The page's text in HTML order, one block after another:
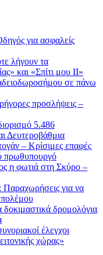
για ασφαλείς
λήγουν τα
και «Σπίτι μου ΙΙ»
σε πάνω
προσλήψεις –
5.486
Δευτεροβάθμια
– Κρίσιμες επαφές
πρωθυπουργό
η φωτιά στη Σκύρο –
Παραχωρήσεις για να
πολέμου
δρομολόγια
έλεγχοι
χώρας»